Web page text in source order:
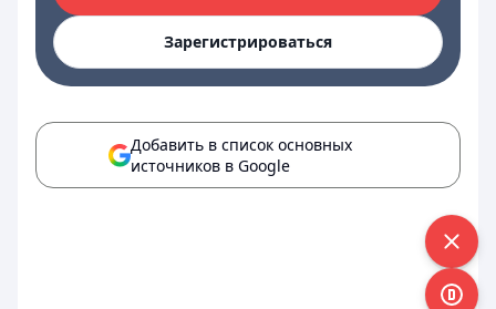
Зарегистрироваться
Добавить в список основных
источников в Google